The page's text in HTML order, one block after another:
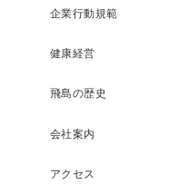
企業行動規範
健康経営
飛島の歴史
会社案内
アクセス